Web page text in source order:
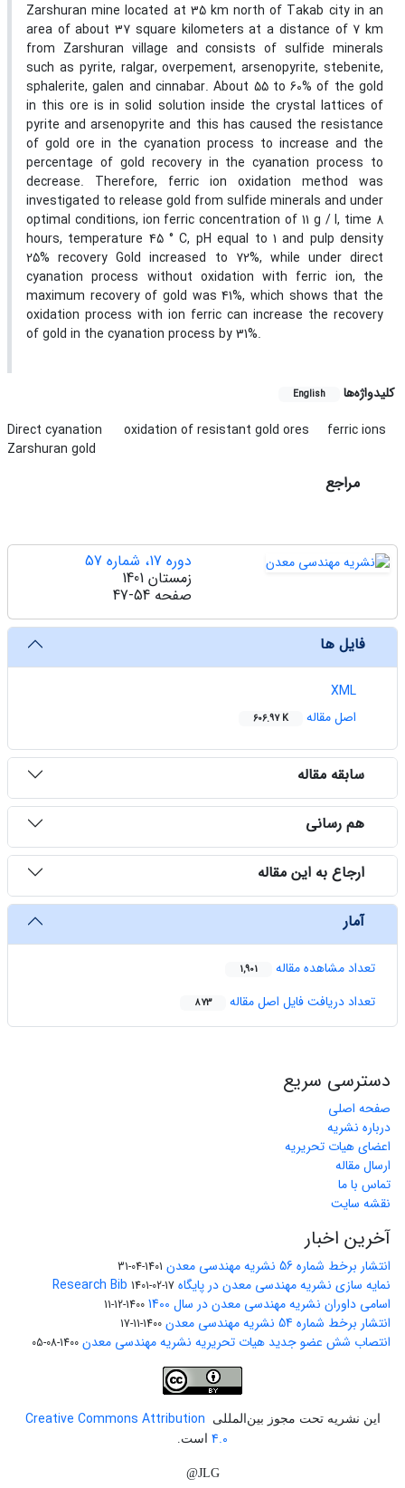
Zarshuran mine located at 35 km north of Takab city in an
area of about 37 square kilometers at a distance of 7 km
from Zarshuran village and consists of sulfide minerals
such as pyrite, ralgar, overpement, arsenopyrite, stebenite,
sphalerite, galen and cinnabar. About 55 to 60% of the gold
in this ore is in solid solution inside the crystal lattices of
pyrite and arsenopyrite and this has caused the resistance
of gold ore in the cyanation process to increase and the
percentage of gold recovery in the cyanation process to
decrease. Therefore, ferric ion oxidation method was
investigated to release gold from sulfide minerals and under
optimal conditions, ion ferric concentration of 11 g / l, time 8
hours, temperature 45 ° C, pH equal to 1 and pulp density
25% recovery Gold increased to 72%, while under direct
cyanation process without oxidation with ferric ion, the
maximum recovery of gold was 41%, which shows that the
oxidation process with ion ferric can increase the recovery
of gold in the cyanation process by 31%.
کلیدواژه‌ها English
Direct cyanation ‌ oxidation of resistant gold ores
ferric ions
Zarshuran gold
مراجع
دوره 17، شماره 57
زمستان 1401
صفحه 47-54
فایل ها
XML
اصل مقاله
606.97 K
سابقه مقاله
هم رسانی
ارجاع به این مقاله
آمار
تعداد مشاهده مقاله 1,901
تعداد دریافت فایل اصل مقاله 873
دسترسی سریع
صفحه اصلی
درباره نشریه
اعضای هیات تحریریه
ارسال مقاله
تماس با ما
نقشه سایت
آخرین اخبار
انتشار برخط شماره 56 نشریه مهندسی معدن 1401-04-31
نمایه سازی نشریه مهندسی معدن در پایگاه Research Bib 1401-02-17
اسامی داوران نشریه مهندسی معدن در سال 1400 1400-12-11
انتشار برخط شماره 54 نشریه مهندسی معدن 1400-11-17
انتصاب شش عضو جدید هیات تحریریه نشریه مهندسی معدن 1400-08-05
این نشریه تحت مجوز بین‌المللی
Creative Commons Attribution
4.0 است.
JLG@